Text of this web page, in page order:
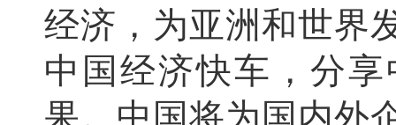
经济，为亚洲和世界
中国经济快车，分
果。中国将为国内外